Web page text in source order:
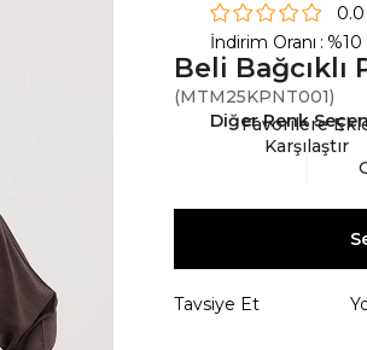
Beli Bağcıklı
(MTM25KPNT001)
0.0
İndirim Oranı : %10
Diğer Renk
Favorilere
Karşılaştır
Tavsiye Et